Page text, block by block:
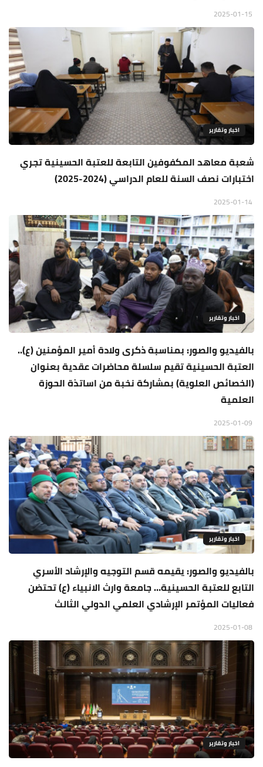
اخبار وتقارير
شعبة معاهد المكفوفين التابعة للعتبة الحسينية تجري
اختبارات نصف السنة للعام الدراسي (2024-2025)
اخبار وتقارير
بالفيديو والصور: بمناسبة ذكرى ولادة أمير المؤمنين (ع)..
العتبة الحسينية تقيم سلسلة محاضرات عقدية بعنوان
(الخصائص العلوية) بمشاركة نخبة من اساتذة الحوزة
العلمية
اخبار وتقارير
بالفيديو والصور: يقيمه قسم التوجيه والإرشاد الأسري
التابع للعتبة الحسينية… جامعة وارث الانبياء (ع) تحتضن
فعاليات المؤتمر الإرشادي العلمي الدولي الثالث
اخبار وتقارير